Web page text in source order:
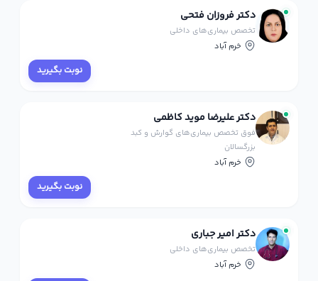
دکتر فروزان فتحی
تخصص بیماری‌های داخلی
خرم آباد
نوبت بگیرید
دکتر علیرضا موید کاظمی
فوق تخصص بیماری‌های گوارش و کبد
بزرگسالان
خرم آباد
نوبت بگیرید
دکتر امیر جباری
تخصص بیماری‌های داخلی
خرم آباد